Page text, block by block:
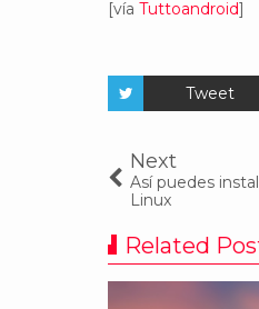
[vía Tuttoandroid]
Tweet
Next
Así puedes
Linux
Related